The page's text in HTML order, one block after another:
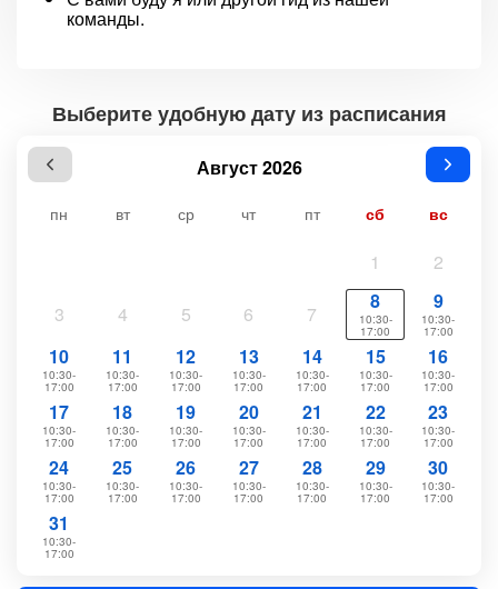
команды.
Выберите удобную дату из расписания
Август 2026
пн вт ср чт пт сб вс
1 2
3 4 5 6 7
8
10:30-
17:00
9
10:30-
17:00
10
10:30-
17:00
11
10:30-
17:00
12
10:30-
17:00
13
10:30-
17:00
14
10:30-
17:00
15
10:30-
17:00
16
10:30-
17:00
17
10:30-
17:00
18
10:30-
17:00
19
10:30-
17:00
20
10:30-
17:00
21
10:30-
17:00
22
10:30-
17:00
23
10:30-
17:00
24
10:30-
17:00
25
10:30-
17:00
26
10:30-
17:00
27
10:30-
17:00
28
10:30-
17:00
29
10:30-
17:00
30
10:30-
17:00
31
10:30-
17:00